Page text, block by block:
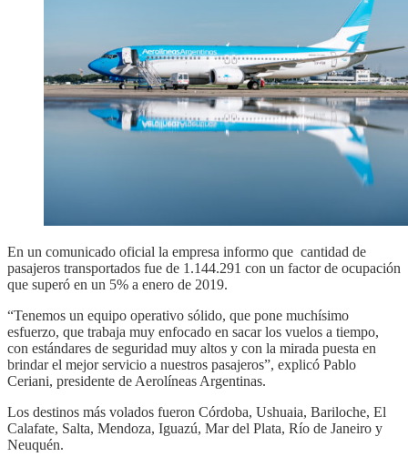
En un comunicado oficial la empresa informo que cantidad de
pasajeros transportados fue de 1.144.291 con un factor de ocupación
que superó en un 5% a enero de 2019.
“Tenemos un equipo operativo sólido, que pone muchísimo
esfuerzo, que trabaja muy enfocado en sacar los vuelos a tiempo,
con estándares de seguridad muy altos y con la mirada puesta en
brindar el mejor servicio a nuestros pasajeros”, explicó Pablo
Ceriani, presidente de Aerolíneas Argentinas.
Los destinos más volados fueron Córdoba, Ushuaia, Bariloche, El
Calafate, Salta, Mendoza, Iguazú, Mar del Plata, Río de Janeiro y
Neuquén.